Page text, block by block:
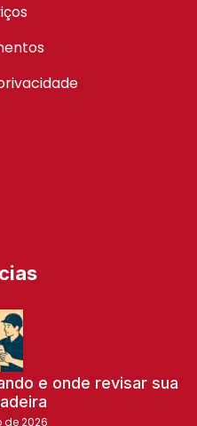
e onde revisar sua
de 2026